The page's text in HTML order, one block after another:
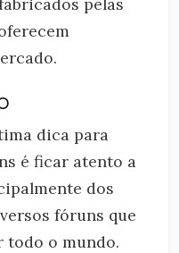
dica para
é ficar atento a
dos
fóruns que
todo o mundo.